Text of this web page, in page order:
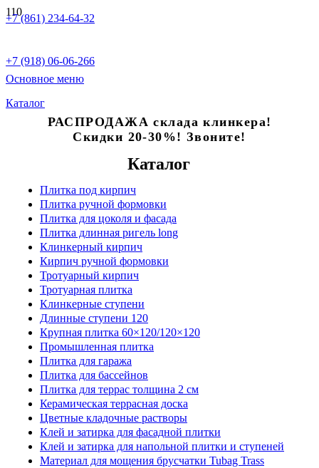
+7 (861) 234-64-32
+7 (918) 06-06-266
Основное меню
Каталог
РАСПРОДАЖА склада клинкера!
Скидки 20-30%! Звоните!
Каталог
Плитка под кирпич
Плитка ручной формовки
Плитка для цоколя и фасада
Плитка длинная ригель long
Клинкерный кирпич
Кирпич ручной формовки
Тротуарный кирпич
Тротуарная плитка
Клинкерные ступени
Длинные ступени 120
Крупная плитка 60×120/120×120
Промышленная плитка
Плитка для гаража
Плитка для бассейнов
Плитка для террас толщина 2 см
Керамическая террасная доска
Цветные кладочные растворы
Клей и затирка для фасадной плитки
Клей и затирка для напольной плитки и ступеней
Материал для мощения брусчатки Tubag Trass